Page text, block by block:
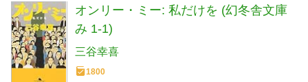
オンリー・ミー: 私だけを (幻冬舎文庫
み 1-1)
三谷幸喜
1800